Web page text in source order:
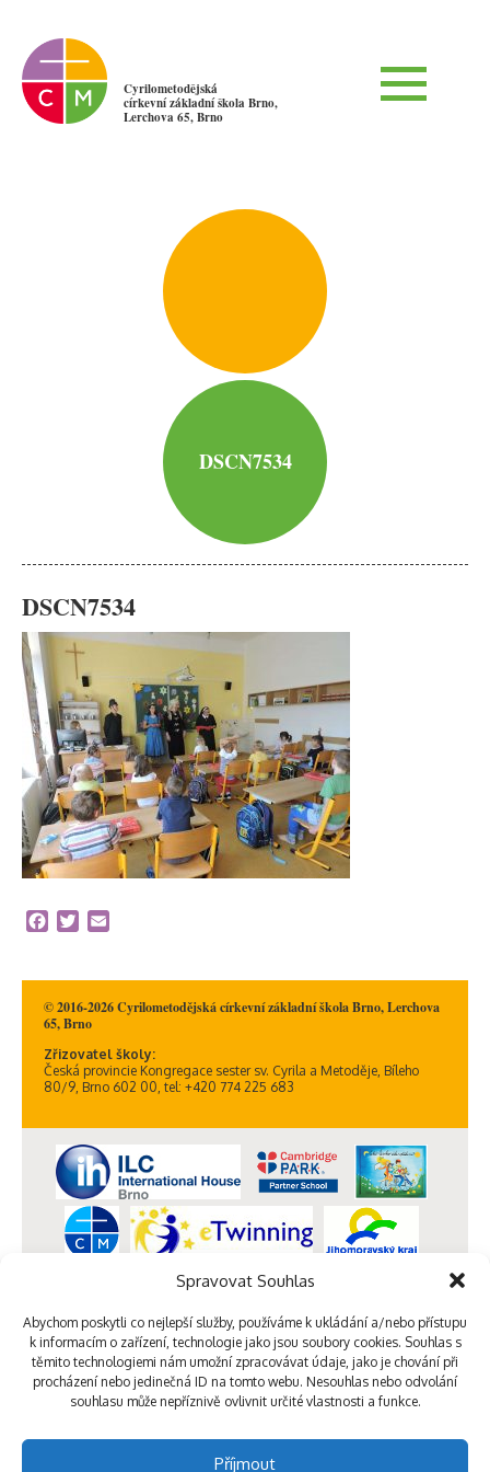
Spravovat Souhlas
Abychom poskytli co nejlepší služby, používáme k ukládání a/nebo přístupu
k informacím o zařízení, technologie jako jsou soubory cookies. Souhlas s
těmito technologiemi nám umožní zpracovávat údaje, jako je chování při
procházení nebo jedinečná ID na tomto webu. Nesouhlas nebo odvolání
souhlasu může nepříznivě ovlivnit určité vlastnosti a funkce.
Příjmout
Cyrilometodějská
církevní základní škola Brno,
Lerchova 65, Brno
DSCN7534
DSCN7534
Facebook
Twitter
© 2016-2026 Cyrilometodějská církevní základní škola Brno, Lerchova
65, Brno
Zřizovatel školy:
Česká provincie Kongregace sester sv. Cyrila a Metoděje, Bíleho
80/9, Brno 602 00, tel: +420 774 225 683